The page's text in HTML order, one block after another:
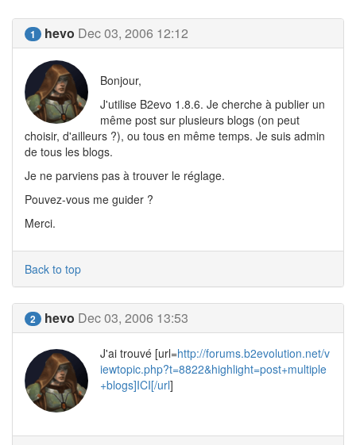
1 hevo Dec 03, 2006 12:12
Bonjour,
J'utilise B2evo 1.8.6. Je cherche à publier un
même post sur plusieurs blogs (on peut
choisir, d'ailleurs ?), ou tous en même temps. Je suis admin
de tous les blogs.
Je ne parviens pas à trouver le réglage.
Pouvez-vous me guider ?
Merci.
Back to top
2 hevo Dec 03, 2006 13:53
J'ai trouvé [url=http://forums.b2evolution.net/v
iewtopic.php?t=8822&highlight=post+multiple
+blogs]ICI[/url]